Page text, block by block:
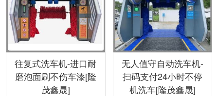
往复式洗车机-进口耐
磨泡面刷不伤车漆[隆
茂鑫晟]
无人值守自动洗车机-
扫码支付24小时不停
机洗车[隆茂鑫晟]